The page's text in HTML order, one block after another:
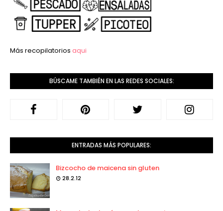
Más recopilatorios aqui
BÚSCAME TAMBIÉN EN LAS REDES SOCIALES:
ENTRADAS MÁS POPULARES:
Bizcocho de maicena sin gluten
28.2.12